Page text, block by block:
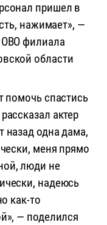
пришел в
нажимает», —
ОВО филиала
области
помочь спастись
актер
назад одна дама,
меня прямо
люди не
надеюсь
как-то
— поделился